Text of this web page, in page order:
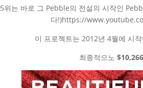
5위는 바로 그 Pebble의 전설의 시작인
다!)https://
이 프로젝트는 2012년 4월에 시
최종적으노